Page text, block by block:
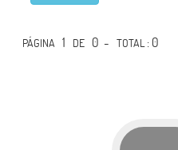
PÁGINA 1 DE 0 -TOTAL: 0